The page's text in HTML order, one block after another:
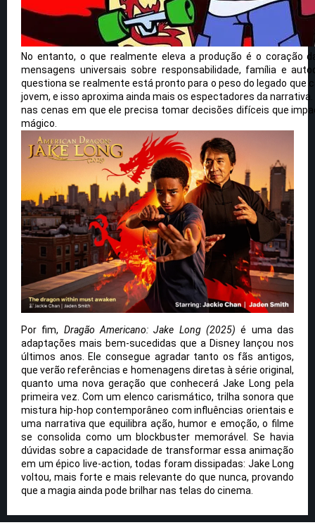
No entanto, o que realmente eleva a produção é o coração
mensagens universais sobre responsabilidade, família e
questiona se realmente está pronto para o peso do legado
jovem, e isso aproxima ainda mais os espectadores da
nas cenas em que ele precisa tomar decisões difíceis que
mágico.
Por fim, Dragão Americano: Jake Long (2025) é uma das
adaptações mais bem-sucedidas que a Disney lançou nos
últimos anos. Ele consegue agradar tanto os fãs antigos,
que verão referências e homenagens diretas à série original,
quanto uma nova geração que conhecerá Jake Long pela
primeira vez. Com um elenco carismático, trilha sonora que
mistura hip-hop contemporâneo com influências orientais e
uma narrativa que equilibra ação, humor e emoção, o filme
se consolida como um blockbuster memorável. Se havia
dúvidas sobre a capacidade de transformar essa animação
em um épico live-action, todas foram dissipadas: Jake Long
voltou, mais forte e mais relevante do que nunca, provando
que a magia ainda pode brilhar nas telas do cinema.